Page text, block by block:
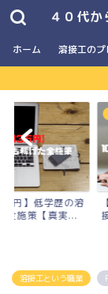
４０代か
ホーム 溶接工の
円】低学歴の溶
全施策【真実...
溶接工という職業